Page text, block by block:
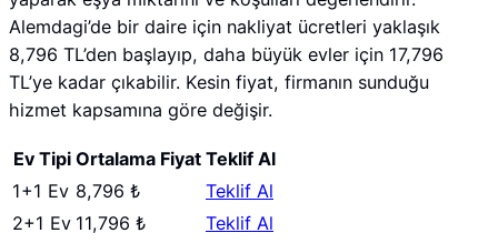
Alemdagi’de bir daire için nakliyat ücretleri yaklaşık
8,796 TL’den başlayıp, daha büyük evler için 17,796
TL’ye kadar çıkabilir. Kesin fiyat, firmanın sunduğu
hizmet kapsamına göre değişir.
Ev Tipi Ortalama Fiyat Teklif Al
1+1 Ev 8,796 ₺
Teklif Al
2+1 Ev 11,796 ₺
Teklif Al